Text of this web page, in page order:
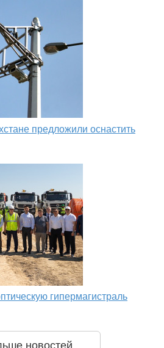
предложили оснастить
гипермагистраль
новостей